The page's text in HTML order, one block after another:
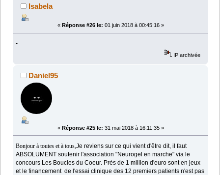
Isabela
« Réponse #26 le: 01 juin 2018 à 00:45:16 »
-
IP archivée
Daniel95
« Réponse #25 le: 31 mai 2018 à 16:11:35 »
Bonjour à toutes et à tous,Je reviens sur ce qui vient d'être dit, il faut
ABSOLUMENT soutenir l'association "Neurogel en marche" via le
concours Les Boucles du Coeur. Près de 1 million d'euro sont en jeux
et le financement de l'essai clinique des 12 premiers patients n'est pas